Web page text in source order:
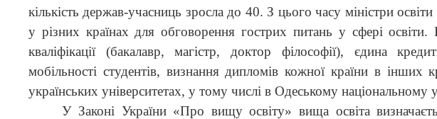
кількість держав-учасниць зросла до 40. З цього часу міністри
у різних країнах для обговорення гострих питань у сфері освіти.
кваліфікації (бакалавр, магістр, доктор філософії), єдина
мобільності студентів, визнання дипломів кожної країни в інших
українських університетах, у тому числі в Одеському національному
У Законі України «Про вищу освіту» вища освіта